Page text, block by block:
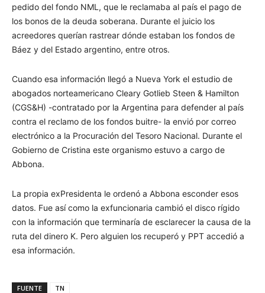
pedido del fondo NML, que le reclamaba al país el pago de
los bonos de la deuda soberana. Durante el juicio los
acreedores querían rastrear dónde estaban los fondos de
Báez y del Estado argentino, entre otros.
Cuando esa información llegó a Nueva York el estudio de
abogados norteamericano Cleary Gotlieb Steen & Hamilton
(CGS&H) -contratado por la Argentina para defender al país
contra el reclamo de los fondos buitre- la envió por correo
electrónico a la Procuración del Tesoro Nacional. Durante el
Gobierno de Cristina este organismo estuvo a cargo de
Abbona.
La propia exPresidenta le ordenó a Abbona esconder esos
datos. Fue así como la exfuncionaria cambió el disco rígido
con la información que terminaría de esclarecer la causa de la
ruta del dinero K. Pero alguien los recuperó y PPT accedió a
esa información.
FUENTE
TN